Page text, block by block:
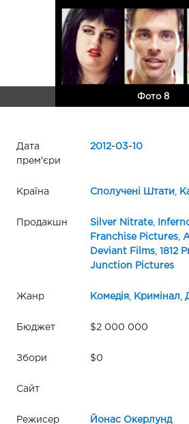
Фото 8
Дата
прем'єри
2012-03-10
Країна Сполучені Штати
Продакшн Silver Nitrate,
Franchise Pictures,
Deviant Films, 1812
Junction Pictures
Жанр Комедія, Кримінал
Бюджет $2 000 000
Збори $0
Сайт
Режисер Йонас Окерлунд